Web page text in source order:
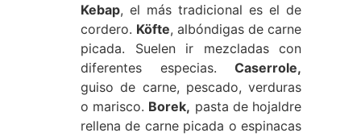
Kebap, el más tradicional es el de
cordero. Köfte, albóndigas de carne
picada. Suelen ir mezcladas con
diferentes especias. Caserrole,
guiso de carne, pescado, verduras
o marisco. Borek, pasta de hojaldre
rellena de carne picada o espinacas